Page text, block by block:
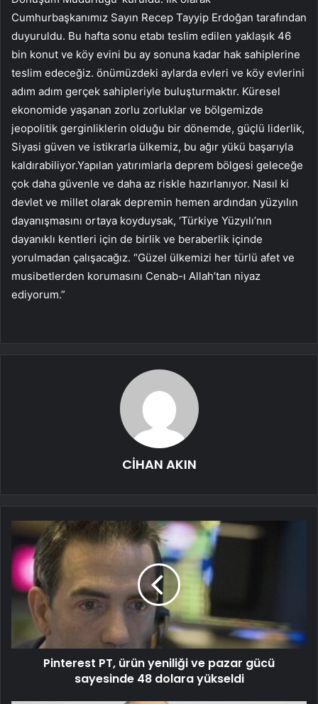
Cumhurbaşkanımız Sayın Recep Tayyip Erdoğan tarafından
duyuruldu. Bu hafta sonu etabı teslim edilen yaklaşık 46
bin konut ve köy evini bu ay sonuna kadar hak sahiplerine
teslim edeceğiz. önümüzdeki aylarda evleri ve köy evlerini
adım adım gerçek sahipleriyle buluşturmaktır. Küresel
ekonomide yaşanan zorlu zorluklar ve bölgemizde
jeopolitik gerginliklerin olduğu bir dönemde, güçlü liderlik,
Siyasi güven ve istikrarla ülkemiz, bu ağır yükü başarıyla
kaldırabiliyor.Yapılan yatırımlarla deprem bölgesi geleceğe
çok daha güvenle ve daha az riskle hazırlanıyor. Nasıl ki
devlet ve millet olarak depremin hemen ardından yüzyılın
dayanışmasını ortaya koyduysak, ‘Türkiye Yüzyılı’nın
dayanıklı kentleri için de birlik ve beraberlik içinde
yorulmadan çalışacağız. “Güzel ülkemizi her türlü afet ve
musibetlerden korumasını Cenab-ı Allah’tan niyaz
ediyorum.”
CİHAN AKIN
Pinterest PT, ürün yeniliği ve pazar gücü
sayesinde 48 dolara yükseldi